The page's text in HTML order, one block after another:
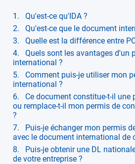
Qu'est-ce qu'IDA ?
Qu'est-ce que le document
Quelle est la différence entre
Quels sont les avantages d'un
international ?
Comment puis-je utiliser mon
international ?
Ce document constitue-t-il une
ou remplace-t-il mon permis de
?
Puis-je échanger mon permis
avec le document international de
Puis-je obtenir une DL
de votre entreprise ?